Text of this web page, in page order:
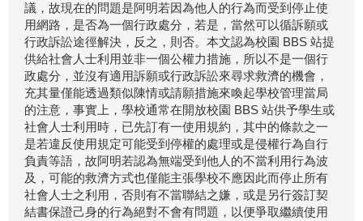
議，故現在的問題是阿明若因為他人的行為而受到停止使
用網路，是否為一個行政處分，若是，當然可以循訴願或
行政訴訟途徑解決，反之，則否。本文認為校園 BBS 站提
供給社會人士利用並非一個公權力措施，所以不是一個行
政處分，並沒有適用訴願或行政訴訟來尋求救濟的機會，
充其量僅能透過類似陳情或請願措施來喚起學校管理當局
的注意，事實上，學校通常在開放校園 BBS 站供予學生或
社會人士利用時，已先訂有一使用規約，其中的條款之一
是若違反使用規定可能受到停權的處理或是侵權行為自行
負責等語，故阿明若認為無端受到他人的不當利用行為波
及，可能的救濟方式也僅能主張學校不應因此而停止所有
社會人士之利用，否則有不當聯結之嫌，或是另行簽訂契
結書保證己身的行為絕對不會有問題，以便爭取繼續使用